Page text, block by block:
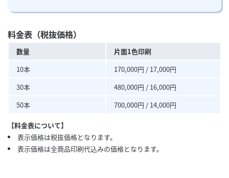
料金表（税抜価格）
数量
片面1色印刷
10本
170,000円 / 17,000円
30本
480,000円 / 16,000円
50本
700,000円 / 14,000円
【料金表について】
表示価格は税抜価格となります。
表示価格は全商品印刷代込みの価格となります。